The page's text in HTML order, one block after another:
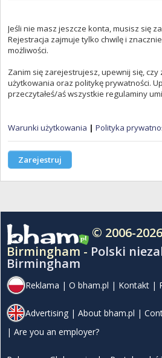
Jeśli nie masz jeszcze konta, musisz się
Rejestracja zajmuje tylko chwilę i
możliwości.
Zanim się zarejestrujesz, upewnij się,
użytkowania oraz politykę prywatności.
przeczytałeś/aś wszystkie regulaminy
Warunki użytkowania | Polityka
Zarejestruj
© 2006-
Birmingham - Polski
Birmingham
Reklama | O bham.pl | Kontakt |
Advertising | About bham.pl |
| Are you an employer?